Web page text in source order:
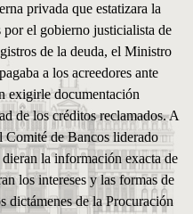
privada que estatizara la
el gobierno justicialista de
de la deuda, el Ministro
a los acreedores ante
exigirle documentación
de los créditos reclamados. A
Comité de Bancos liderado
la información exacta de
los intereses y las formas de
dictámenes de la Procuración